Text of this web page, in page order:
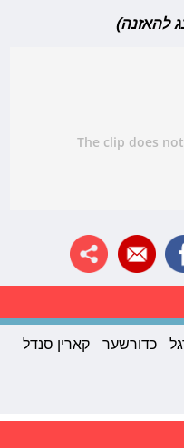
להאזנה)
כדורשער
קארין סנדל